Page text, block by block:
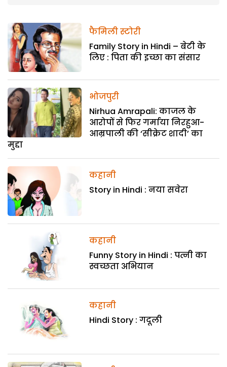
फैमिली स्टोरी
Family Story in Hindi – बेटी के
लिए : पिता की इच्छा का संसार
भोजपुरी
Nirhua Amrapali: काजल के
आरोपों से फिर गर्माया निरहुआ-
आम्रपाली की ‘सीक्रेट शादी’ का
मुद्दा
कहानी
Story in Hindi : नया सवेरा
कहानी
Funny Story in Hindi : पत्नी का
स्वच्छता अभियान
कहानी
Hindi Story : गदूली